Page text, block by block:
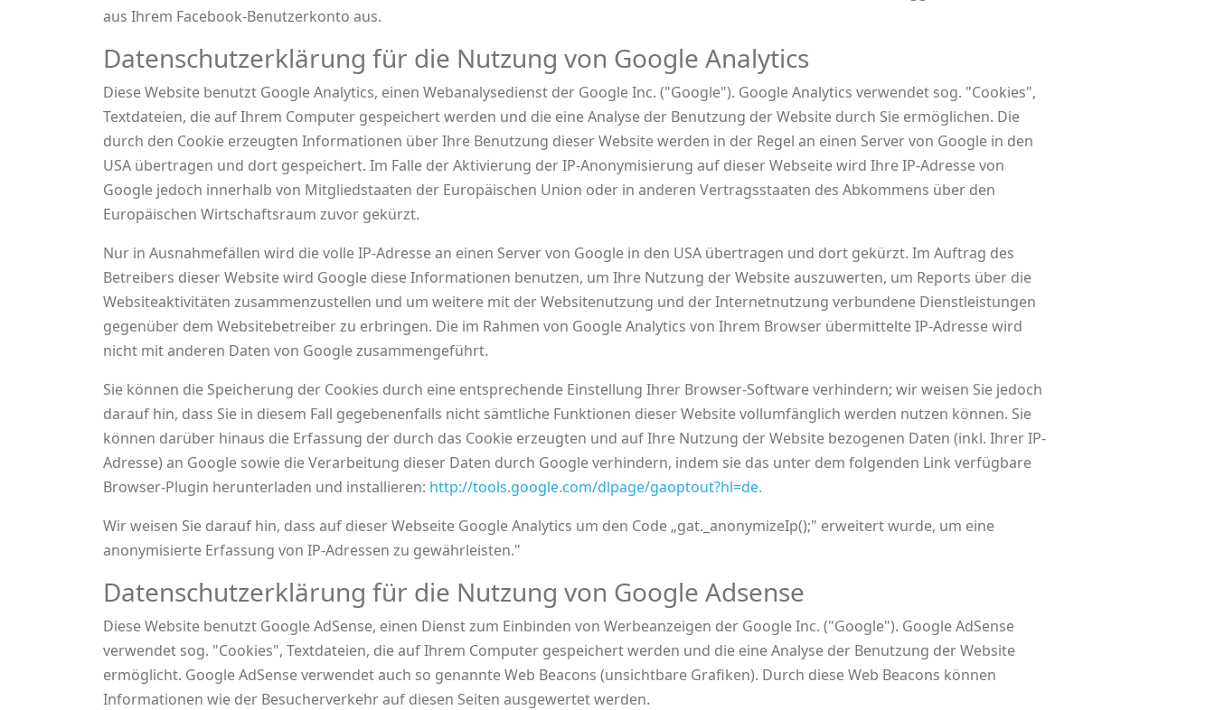
aus Ihrem Facebook-Benutzerkonto aus.
Datenschutzerklärung für die Nutzung von Google Analytics
Diese Website benutzt Google Analytics, einen Webanalysedienst der Google Inc. ("Google"). Google Analytics verwendet sog. "Cookies",
Textdateien, die auf Ihrem Computer gespeichert werden und die eine Analyse der Benutzung der Website durch Sie ermöglichen. Die
durch den Cookie erzeugten Informationen über Ihre Benutzung dieser Website werden in der Regel an einen Server von Google in den
USA übertragen und dort gespeichert. Im Falle der Aktivierung der IP-Anonymisierung auf dieser Webseite wird Ihre IP-Adresse von
Google jedoch innerhalb von Mitgliedstaaten der Europäischen Union oder in anderen Vertragsstaaten des Abkommens über den
Europäischen Wirtschaftsraum zuvor gekürzt.
Nur in Ausnahmefällen wird die volle IP-Adresse an einen Server von Google in den USA übertragen und dort gekürzt. Im Auftrag des
Betreibers dieser Website wird Google diese Informationen benutzen, um Ihre Nutzung der Website auszuwerten, um Reports über die
Websiteaktivitäten zusammenzustellen und um weitere mit der Websitenutzung und der Internetnutzung verbundene Dienstleistungen
gegenüber dem Websitebetreiber zu erbringen. Die im Rahmen von Google Analytics von Ihrem Browser übermittelte IP-Adresse wird
nicht mit anderen Daten von Google zusammengeführt.
Sie können die Speicherung der Cookies durch eine entsprechende Einstellung Ihrer Browser-Software verhindern; wir weisen Sie jedoch
darauf hin, dass Sie in diesem Fall gegebenenfalls nicht sämtliche Funktionen dieser Website vollumfänglich werden nutzen können. Sie
können darüber hinaus die Erfassung der durch das Cookie erzeugten und auf Ihre Nutzung der Website bezogenen Daten (inkl. Ihrer IP-
Adresse) an Google sowie die Verarbeitung dieser Daten durch Google verhindern, indem sie das unter dem folgenden Link verfügbare
Browser-Plugin herunterladen und installieren: http://tools.google.com/dlpage/gaoptout?hl=de.
Wir weisen Sie darauf hin, dass auf dieser Webseite Google Analytics um den Code „gat._anonymizeIp();" erweitert wurde, um eine
anonymisierte Erfassung von IP-Adressen zu gewährleisten."
Datenschutzerklärung für die Nutzung von Google Adsense
Diese Website benutzt Google AdSense, einen Dienst zum Einbinden von Werbeanzeigen der Google Inc. ("Google"). Google AdSense
verwendet sog. "Cookies", Textdateien, die auf Ihrem Computer gespeichert werden und die eine Analyse der Benutzung der Website
ermöglicht. Google AdSense verwendet auch so genannte Web Beacons (unsichtbare Grafiken). Durch diese Web Beacons können
Informationen wie der Besucherverkehr auf diesen Seiten ausgewertet werden.